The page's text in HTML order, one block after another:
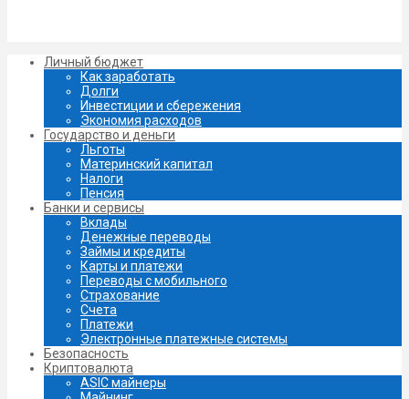
Личный бюджет
Как заработать
Долги
Инвестиции и сбережения
Экономия расходов
Государство и деньги
Льготы
Материнский капитал
Налоги
Пенсия
Банки и сервисы
Вклады
Денежные переводы
Займы и кредиты
Карты и платежи
Переводы с мобильного
Страхование
Счета
Платежи
Электронные платежные системы
Безопасность
Криптовалюта
ASIC майнеры